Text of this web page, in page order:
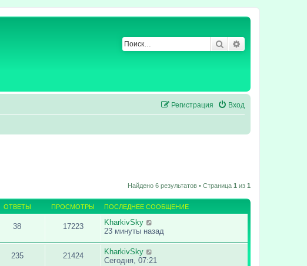
Поиск
Вход
Регистрация
Найдено 6 результатов • Страница 1 из 1
ОТВЕТЫ ПРОСМОТРЫ ПОСЛЕДНЕЕ СООБЩЕНИЕ
38 17223
KharkivSky
23 минуты назад
235 21424
KharkivSky
Сегодня, 07:21